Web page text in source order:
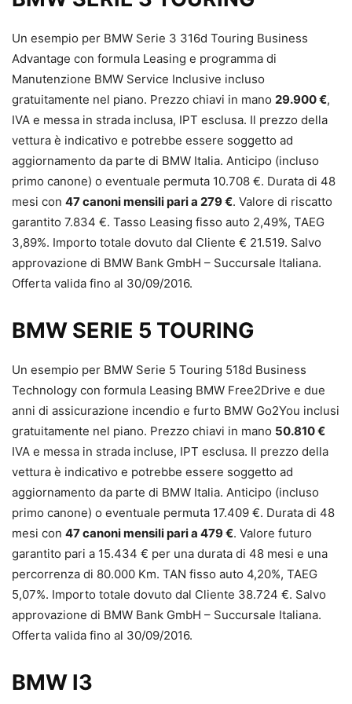
Un esempio per BMW Serie 3 316d Touring Business
Advantage con formula Leasing e programma di
Manutenzione BMW Service Inclusive incluso
gratuitamente nel piano. Prezzo chiavi in mano 29.900 €,
IVA e messa in strada inclusa, IPT esclusa. Il prezzo della
vettura è indicativo e potrebbe essere soggetto ad
aggiornamento da parte di BMW Italia. Anticipo (incluso
primo canone) o eventuale permuta 10.708 €. Durata di 48
mesi con 47 canoni mensili pari a 279 €. Valore di riscatto
garantito 7.834 €. Tasso Leasing fisso auto 2,49%, TAEG
3,89%. Importo totale dovuto dal Cliente € 21.519. Salvo
approvazione di BMW Bank GmbH – Succursale Italiana.
Offerta valida fino al 30/09/2016.
BMW SERIE 5 TOURING
Un esempio per BMW Serie 5 Touring 518d Business
Technology con formula Leasing BMW Free2Drive e due
anni di assicurazione incendio e furto BMW Go2You inclusi
gratuitamente nel piano. Prezzo chiavi in mano 50.810 €
IVA e messa in strada incluse, IPT esclusa. Il prezzo della
vettura è indicativo e potrebbe essere soggetto ad
aggiornamento da parte di BMW Italia. Anticipo (incluso
primo canone) o eventuale permuta 17.409 €. Durata di 48
mesi con 47 canoni mensili pari a 479 €. Valore futuro
garantito pari a 15.434 € per una durata di 48 mesi e una
percorrenza di 80.000 Km. TAN fisso auto 4,20%, TAEG
5,07%. Importo totale dovuto dal Cliente 38.724 €. Salvo
approvazione di BMW Bank GmbH – Succursale Italiana.
Offerta valida fino al 30/09/2016.
BMW I3